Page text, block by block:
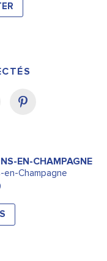
EN-CHAMPAGNE
en-Champagne